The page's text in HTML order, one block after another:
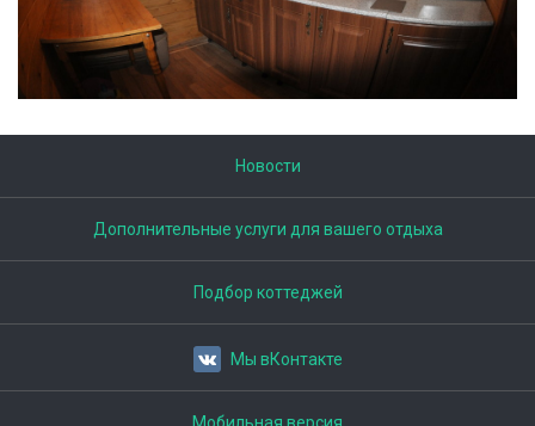
Новости
Дополнительные услуги для вашего отдыха
Подбор коттеджей
Мы вКонтакте